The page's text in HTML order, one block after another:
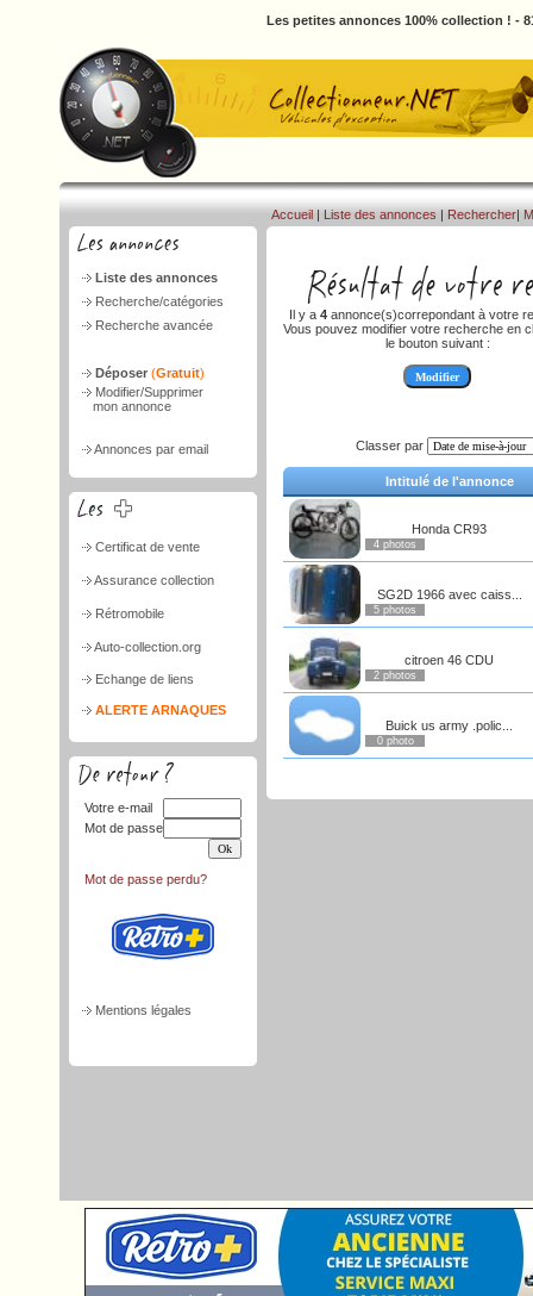
Les petites annonces 100% collection ! -
Liste des annonces
Recherche/catégories
Recherche avancée
Déposer (Gratuit)
Modifier/Supprimer
mon annonce
Annonces par email
Certificat de vente
Assurance collection
Rétromobile
Auto-collection.org
Echange de liens
ALERTE ARNAQUES
Votre e-mail
Mot de passe
Mot de passe perdu?
Mentions légales
Accueil | Liste des annonces | Rechercher|
Il y a 4 annonce(s)correpondant à votre
Vous pouvez modifier votre recherche en
le bouton suivant :
Classer par
Intitulé de l'annonce
Honda CR93
4 photos
SG2D 1966 avec caiss...
5 photos
citroen 46 CDU
2 photos
Buick us army .polic...
0 photo